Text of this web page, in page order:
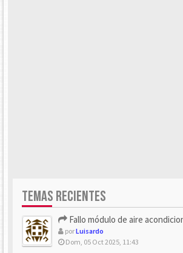
TEMAS RECIENTES
Fallo módulo de aire
porLuisardo
Dom, 05 Oct 2025, 11:43